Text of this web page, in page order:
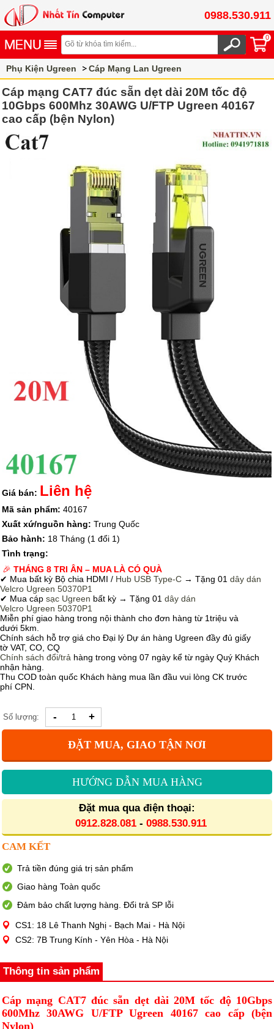
0988.530.911
0
Phụ Kiện Ugreen
Cáp Mạng Lan Ugreen
Cáp mạng Cat7 Ugreen
Cáp mạng CAT7 đúc sẵn dẹt dài 20M tốc độ
10Gbps 600Mhz 30AWG U/FTP Ugreen 40167
cao cấp (bện Nylon)
Giá bán: Liên hệ
Mã sản phẩm: 40167
Xuất xứ/nguồn hàng: Trung Quốc
Bảo hành: 18 Tháng (1 đổi 1)
Tình trạng:
🎉 THÁNG 8 TRI ÂN – MUA LÀ CÓ QUÀ
✔ Mua bất kỳ Bộ chia HDMI / Hub USB Type-C → Tặng 01 dây dán
Velcro Ugreen 50370P1
✔ Mua cáp sạc Ugreen bất kỳ → Tặng 01 dây dán
Velcro Ugreen 50370P1
Miễn phí giao hàng trong nội thành cho đơn hàng từ 1triệu và
dưới 5km.
Chính sách hỗ trợ giá cho Đại lý Dự án hàng Ugreen đầy đủ giấy
tờ VAT, CO, CQ
Chính sách đổi/trả hàng trong vòng 07 ngày kể từ ngày Quý Khách
nhận hàng.
Thu COD toàn quốc Khách hàng mua lần đầu vui lòng CK trước
phí CPN.
Số lượng: - +
ĐẶT MUA, GIAO TẬN NƠI
HƯỚNG DẪN MUA HÀNG
Đặt mua qua điện thoại:
0912.828.081 - 0988.530.911
CAM KẾT
Trả tiền đúng giá trị sản phẩm
Giao hàng Toàn quốc
Đảm bảo chất lượng hàng. Đổi trả SP lỗi
CS1: 18 Lê Thanh Nghị - Bạch Mai - Hà Nội
CS2: 7B Trung Kính - Yên Hòa - Hà Nội
Thông tin sản phẩm
Cáp mạng CAT7 đúc sẵn dẹt dài 20M tốc độ 10Gbps
600Mhz 30AWG U/FTP Ugreen 40167 cao cấp (bện
Nylon)